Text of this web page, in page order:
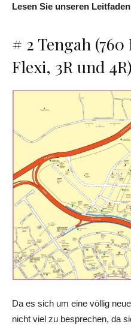
Lesen Sie unseren
# 2 Tengah
Flexi, 3R und 4R)
Da es sich um eine völlig
nicht viel zu besprechen, da